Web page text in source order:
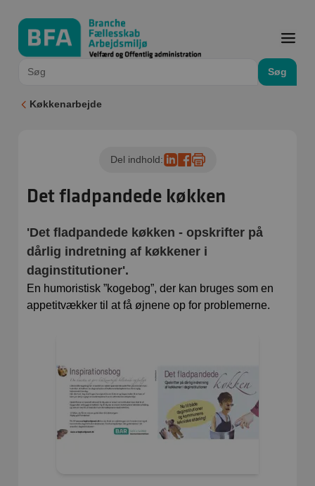
Søg
Køkkenarbejde
Det fladpandede køkken
Del indhold:
'Det fladpandede køkken - opskrifter på
dårlig indretning af køkkener i
daginstitutioner'.
En humoristisk ”kogebog”, der kan bruges som en
appetitvækker til at få øjnene op for problemerne.